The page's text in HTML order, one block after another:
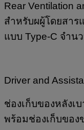
Rear Ventilation
สำหรับผผู้โดยสาร
แบบ Type-C จำน
Driver and
ช่องเก็บของหลังเ
พร้อมช่องเก็บของ